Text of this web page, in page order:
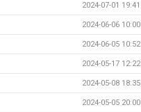
2024-07-01 19:41
2024-06-06 10:00
2024-06-05 10:52
2024-05-17 12:22
2024-05-08 18:35
2024-05-05 20:00